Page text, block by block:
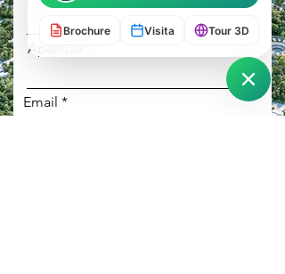
Apellido*
Email
Brochure Visita Tour 3D